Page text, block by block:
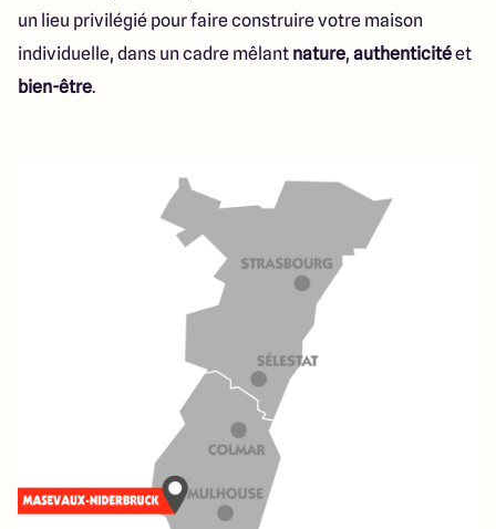
un lieu privilégié pour faire construire votre maison
individuelle, dans un cadre mêlant nature, authenticitéet
bien-être.